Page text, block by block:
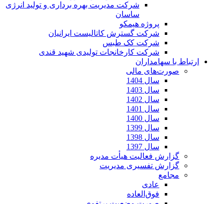
شرکت مدیریت بهره برداری و تولید انرژی
ساسان
پروژه هیمکو
شرکت گسترش کاتالیست ایرانیان
شرکت کک طبس
شرکت کارخانجات تولیدی شهید قندی
ارتباط با سهامداران
صورت‌های مالی
سال 1404
سال 1403
سال 1402
سال 1401
سال 1400
سال 1399
سال 1398
سال 1397
گزارش فعالیت هیأت مدیره
گزارش تفسیری مدیریت
مجامع
عادی
فوق‌العاده